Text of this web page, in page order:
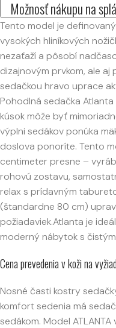
Možnosť nákupu na
Tento model je
vysokých hliníkových
nezaťaží a pôsobí
dizajnovým prvkom, ale
sedačkou hravo uprace
Pohodlná sedačka
kúsok môže byť
výplni sedákov ponúka
doslova ponoríte. Tento
centimeter presne –
rohovú zostavu,
relax s prídavným
(štandardne 80 cm)
požiadaviek.Atlanta je
moderný nábytok s
Cena prevedenia v koži na
Nosné časti kostry
komfort sedenia má
sedákom. Model